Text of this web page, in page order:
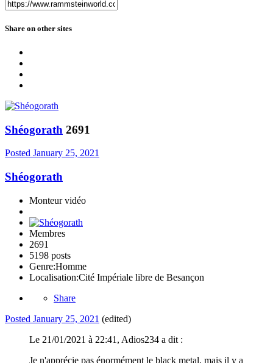
Share on other sites
Shéogorath 2691
Posted January 25, 2021
Shéogorath
Monteur vidéo
Membres
2691
5198 posts
Genre:Homme
Localisation:Cité Impériale libre de Besançon
Share
Posted January 25, 2021 (edited)
Le 21/01/2021 à 22:41, Adios234 a dit :
Je n'apprécie pas énormément le black metal, mais il y a